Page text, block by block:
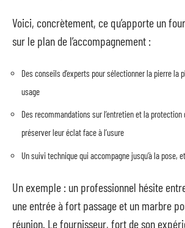
Voici, concrètement, ce qu’apporte un
sur le plan de l’accompagnement :
Des conseils d’experts pour sélectionner la pierre la
usage
Des recommandations sur l’entretien et la
préserver leur éclat face à l’usure
Un suivi technique qui accompagne jusqu’à la pose,
Un exemple : un professionnel hésite
une entrée à fort passage et un marbre
réunion. Le fournisseur, fort de son